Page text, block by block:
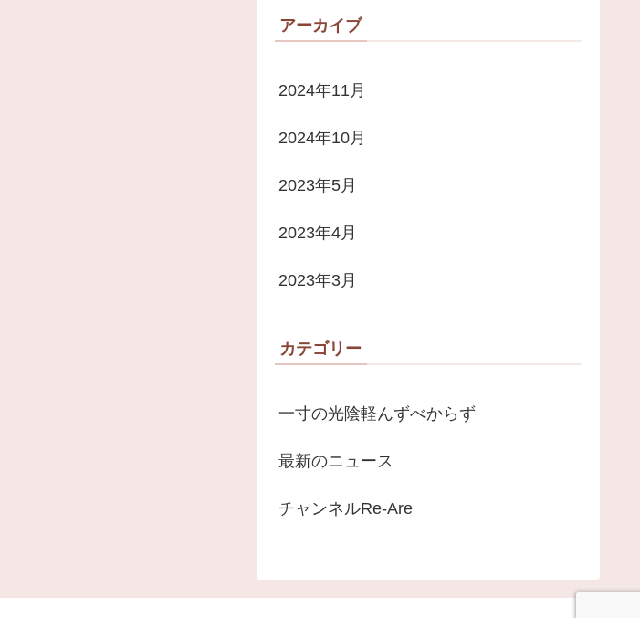
アーカイブ
2024年11月
2024年10月
2023年5月
2023年4月
2023年3月
カテゴリー
一寸の光陰軽んずべからず
最新のニュース
チャンネルRe-Are